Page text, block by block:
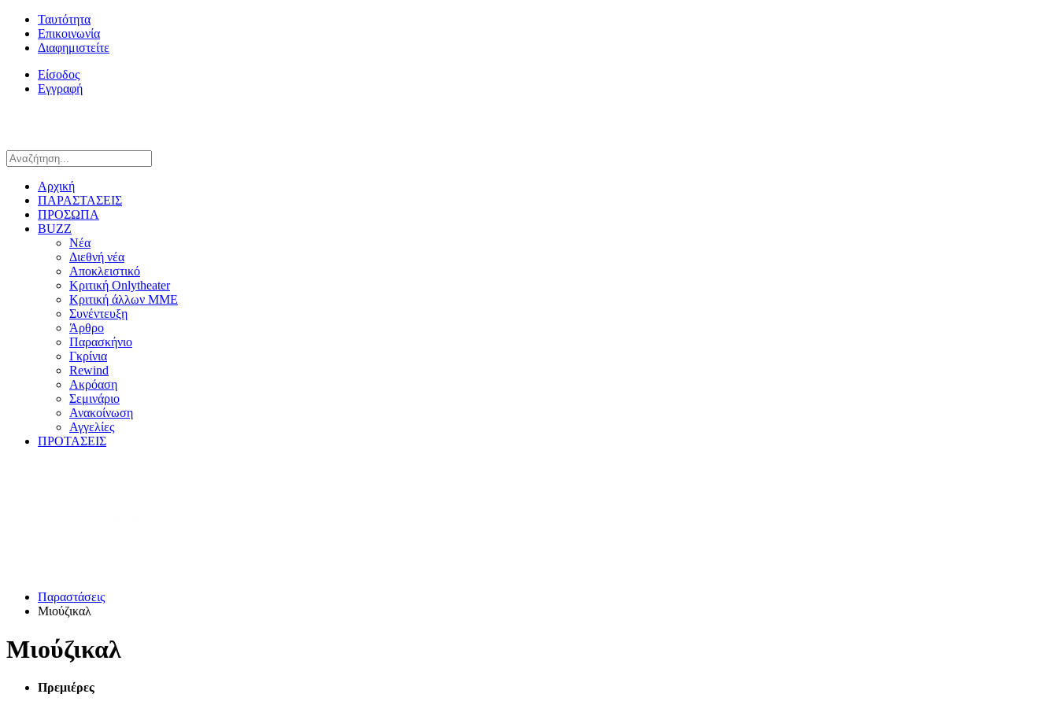
Ταυτότητα
Επικοινωνία
Διαφημιστείτε
Είσοδος
Εγγραφή
Αρχική
ΠΑΡΑΣΤΑΣΕΙΣ
ΠΡΟΣΩΠΑ
BUZZ
Νέα
Διεθνή νέα
Αποκλειστικό
Κριτική Onlytheater
Κριτική άλλων ΜΜΕ
Συνέντευξη
Άρθρο
Παρασκήνιο
Γκρίνια
Rewind
Ακρόαση
Σεμινάριο
Ανακοίνωση
Αγγελίες
ΠΡΟΤΑΣΕΙΣ
Παραστάσεις
Μιούζικαλ
Μιούζικαλ
Πρεμιέρες